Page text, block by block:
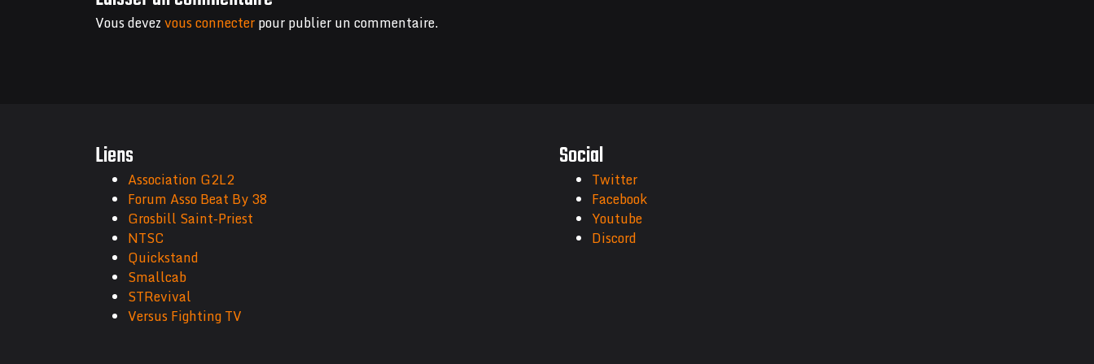
Vous devezvous connecterpour publier un commentaire.
Liens
Association G2L2
Forum Asso Beat By 38
Grosbill Saint-Priest
NTSC
Quickstand
Smallcab
STRevival
Versus Fighting TV
Social
Twitter
Facebook
Youtube
Discord